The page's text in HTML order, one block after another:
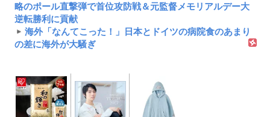
略のポール直撃弾で首位攻防戦＆元監督メモリアルデー大
逆転勝利に貢献
海外「なんてこった！」日本とドイツの病院食のあまり
の差に海外が大騒ぎ